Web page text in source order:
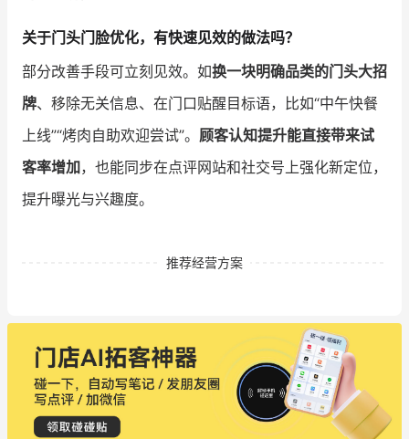
关于门头门脸优化，有快速见效的做法吗？
部分改善手段可立刻见效。如换一块明确品类的门头大招
牌、移除无关信息、在门口贴醒目标语，比如“中午快餐
上线”“烤肉自助欢迎尝试”。 顾客认知提升能直接带来试
客率增加，也能同步在点评网站和社交号上强化新定位，
提升曝光与兴趣度。
推荐经营方案